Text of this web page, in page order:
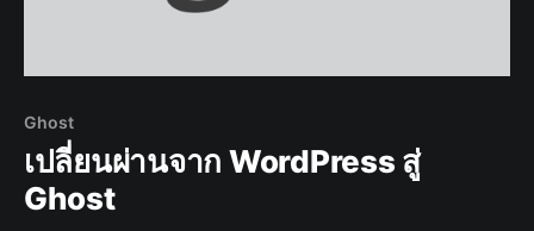
Ghost
เปลี่ยนผ่านจาก WordPress สู่
Ghost